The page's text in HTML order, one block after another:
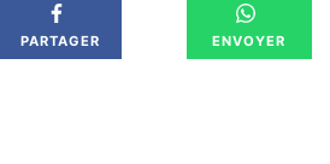
PARTAGER ENVOYER